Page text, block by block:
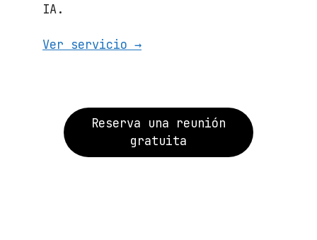
IA.
Ver servicio →
Reserva una reunión
gratuita